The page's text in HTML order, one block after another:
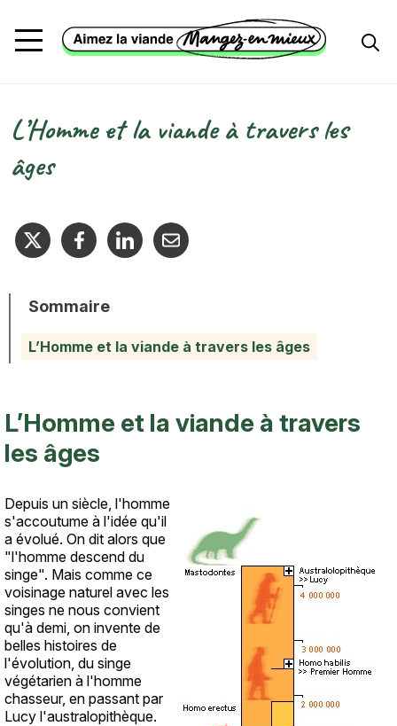
Fil d'Ariane
L’Homme et la viande à travers les
âges
Sommaire
L’Homme et la viande à travers les âges
L’Homme et la viande à travers
les âges
Texte
Depuis un siècle, l'homme
s'accoutume à l'idée qu'il
a évolué. On dit alors que
"l'homme descend du
singe". Mais comme ce
voisinage naturel avec les
singes ne nous convient
qu'à demi, on invente de
belles histoires de
l'évolution, du singe
végétarien à l'homme
chasseur, en passant par
Lucy l'australopithèque.